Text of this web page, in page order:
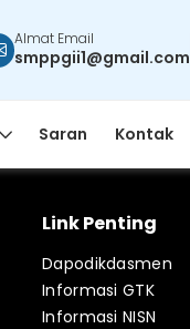
Almat Email
smppgii1@gmail.com
Saran Kontak
Link Penting
Dapodikdasmen
Informasi GTK
Informasi NISN